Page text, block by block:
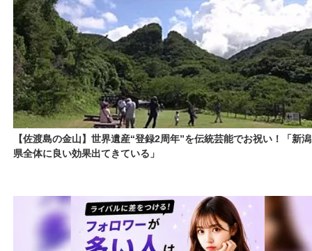
【佐渡島の金山】世界遺産“登録2周年”を伝統芸能でお祝い！「新潟
県全体に良い効果出てきている」